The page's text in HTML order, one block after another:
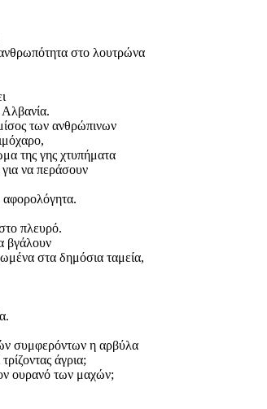
στο λουτρώνα
Αλβανία.
των ανθρώπινων
της γης χτυπήματα
να περάσουν
αφορολόγητα.
πλευρό.
βγάλουν
στα δημόσια ταμεία,
συμφερόντων η αρβύλα
άγρια;
ουρανό των μαχών;